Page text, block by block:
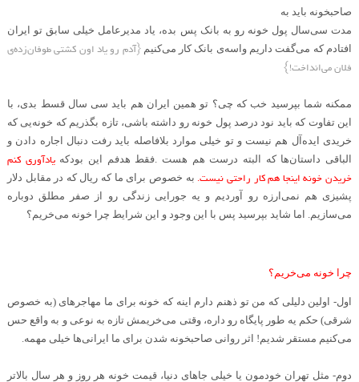
صاحبخونه باید به
مدت سی‌سال پول خونه رو به بانک پس بده، یاد مدیرعامل خیلی سابق تو ایران
افتادم که می‌گفت داریم واسه‌ی بانک کار می‌کنیم{آدم رو یاد اون کشتی طوفان‌زده‌ی
فلان می‌انداخت!}
ممکنه شما بپرسید خب که چی؟ تو همین ایران هم باید سی سال قسط بدی، با
این تفاوت که باید نود درصد پول خونه رو داشته باشی، تازه بگذریم که خونه‌یی که
خریدی ایده‌آل هم نیست و تو خیلی موارد بلافاصله باید رفت دنبال اجاره دادن و
الباقی داستان‌ها که البته درست هم هست.فقط هدفم این بودکهیادآوری کنم
خریدن خونه اینجا هم کار راحتی نیست. به خصوص برای ما که ريال که در مقابل دلار
پشیزی هم نمی‌ارزه رو آوردیم و یه جورایی زندگی رو از صفر مطلق دوباره
می‌سازیم. اما شاید بپرسید پس با این وجود و این شرایط چرا خونه می‌خریم؟
چرا خونه می‌خریم؟
اول- اولین دلیلی که من تو ذهنم دارم اینه که خونه برای ما مهاجرهای (به خصوص
شرقی) حکم یه طور پایگاه رو داره، وقتی می‌خریمش تازه به نوعی و به واقع حس
می‌کنیم مستقر شدیم! اثر روانی صاحبخونه شدن برای ما ایرانی‌ها خیلی مهمه.
دوم- مثل تهران خودمون یا خیلی جاهای دنیا، قیمت خونه هر روز و هر سال بالاتر